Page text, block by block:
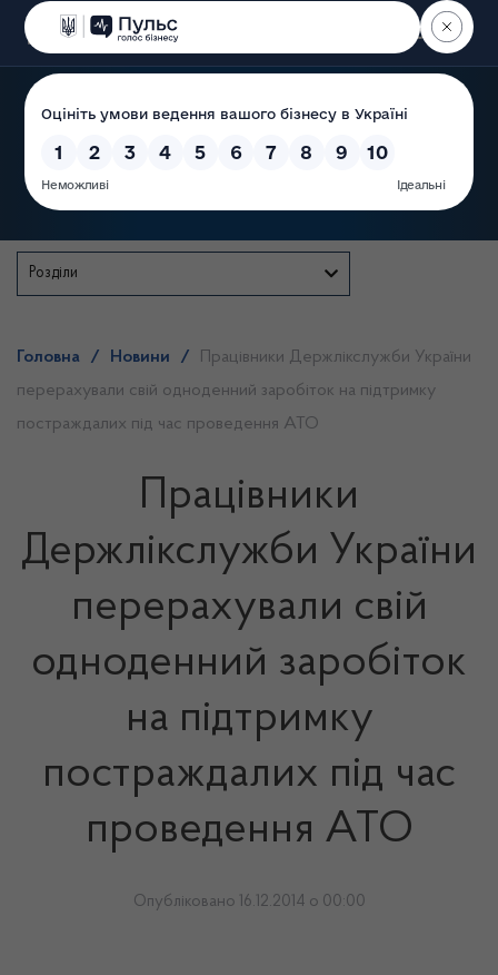
Пошук
Розділи
Головна / Новини /
Працівники Держлікслужби України
перерахували свій одноденний заробіток на підтримку
постраждалих під час проведення АТО
Працівники
Держлікслужби України
перерахували свій
одноденний заробіток
на підтримку
постраждалих під час
проведення АТО
Опубліковано 16.12.2014 о 00:00